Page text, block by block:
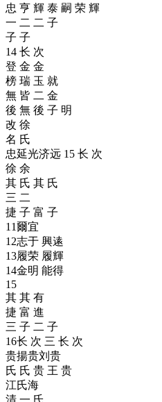
忠 亨 輝 泰 嗣 荣 輝
一 二 二 子
子 子
14 长 次
登 金 金
榜 瑞 玉 就
無 皆 二 金
後 無 後 子 明
改 徐
名 氏
忠延光济远 15 长 次
徐 余
其 氏 其 氏
三 二
捷 子 富 子
11爾宜
12志于 興逺
13履荣 履輝
14金明 能得
15
其 其 有
捷 富 進
三 子 二 子
16长 次 三 长 次
贵揚贵刘贵
氏 氏 贵 王 贵
江氏海
清 一 氏